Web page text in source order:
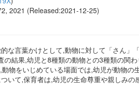
2021 (Released:2021-12-25)
な言葉かけとして,動物に対して「さん」
結果,幼児と8種類の動物との3種類の関
物をいじめている場面では,幼児が動物
いて,保育者は,幼児の生命尊重や親しみ